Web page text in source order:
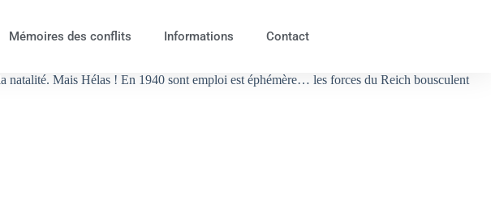
Mémoires des conflits Informations Contact
Mais Hélas ! En 1940 sont emploi est éphémère… les forces du Reich bousculent